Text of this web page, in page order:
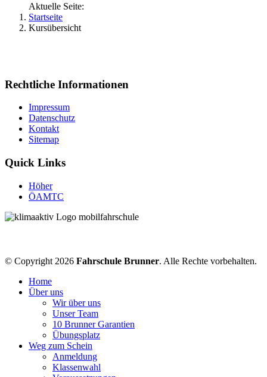
Aktuelle Seite:
Startseite
Kursübersicht
Rechtliche Informationen
Impressum
Datenschutz
Kontakt
Sitemap
Quick Links
Höher
ÖAMTC
© Copyright 2026 Fahrschule Brunner. Alle Rechte vorbehalten.
Home
Über uns
Wir über uns
Unser Team
10 Brunner Garantien
Übungsplatz
Weg zum Schein
Anmeldung
Klassenwahl